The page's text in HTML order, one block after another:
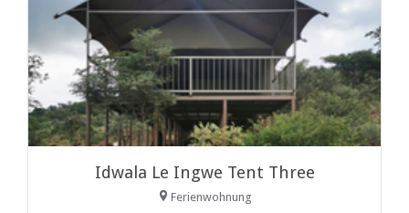
Idwala Le Ingwe Tent Three
Ferienwohnung